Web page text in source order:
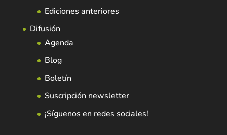
Ediciones anteriores
Difusión
Agenda
Blog
Boletín
Suscripción newsletter
¡Síguenos en redes sociales!